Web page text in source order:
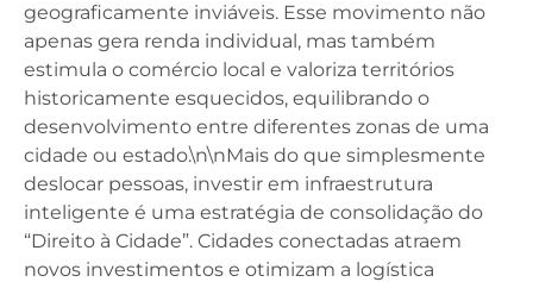
geograficamente inviáveis. Esse movimento não
apenas gera renda individual, mas também
estimula o comércio local e valoriza territórios
historicamente esquecidos, equilibrando o
desenvolvimento entre diferentes zonas de uma
cidade ou estado.\n\nMais do que simplesmente
deslocar pessoas, investir em infraestrutura
inteligente é uma estratégia de consolidação do
“Direito à Cidade”. Cidades conectadas atraem
novos investimentos e otimizam a logística